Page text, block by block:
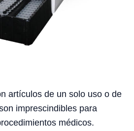
artículos de un solo uso o de
imprescindibles para
médicos.